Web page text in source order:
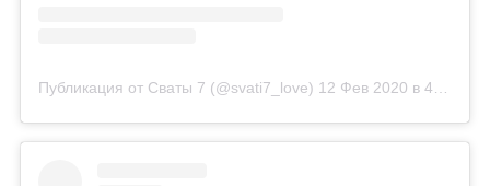
Публикация от Сваты 7 (@svati7_love) 12 Фев 2020 в 4:06 PST